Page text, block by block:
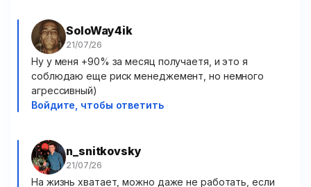
SoloWay4ik
Ну у меня +90% за месяц получаетя, и это я
соблюдаю еще риск менеджемент, но немного
агрессивный)
Войдите, чтобы ответить
n_snitkovsky
На жизнь хватает, можно даже не работать, если